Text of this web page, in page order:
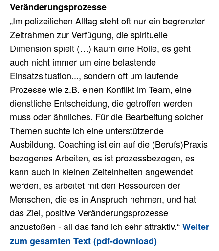
Veränderungsprozesse
„Im polizeilichen Alltag steht oft nur ein begrenzter
Zeitrahmen zur Verfügung, die spirituelle
Dimension spielt (…) kaum eine Rolle, es geht
auch nicht immer um eine belastende
Einsatzsituation..., sondern oft um laufende
Prozesse wie z.B. einen Konflikt im Team, eine
dienstliche Entscheidung, die getroffen werden
muss oder ähnliches. Für die Bearbeitung solcher
Themen suchte ich eine unterstützende
Ausbildung. Coaching ist ein auf die (Berufs)Praxis
bezogenes Arbeiten, es ist prozessbezogen, es
kann auch in kleinen Zeiteinheiten angewendet
werden, es arbeitet mit den Ressourcen der
Menschen, die es in Anspruch nehmen, und hat
das Ziel, positive Veränderungsprozesse
anzustoßen - all das fand ich sehr attraktiv.“Weiter
zum gesamten Text (pdf-download)